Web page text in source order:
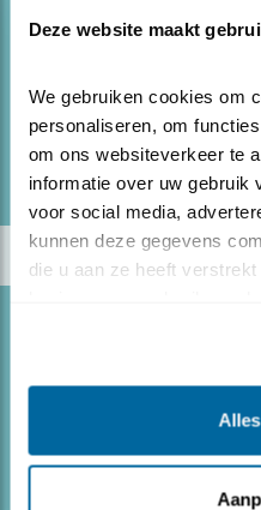
Deze website maakt
We gebruiken cookies om
personaliseren, om
om ons websiteverkeer te
informatie over uw gebruik
voor social media,
kunnen deze gegevens
die u aan ze heeft
Plantema alle
lees meer
Door René de Vos
OFFER
In dit
verantwoordelijkheid op